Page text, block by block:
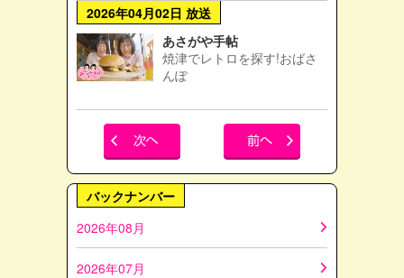
2026年04月02日 放送
あさがや手帖
焼津でレトロを探す!おばさ
んぽ
バックナンバー
2026年08月
2026年07月